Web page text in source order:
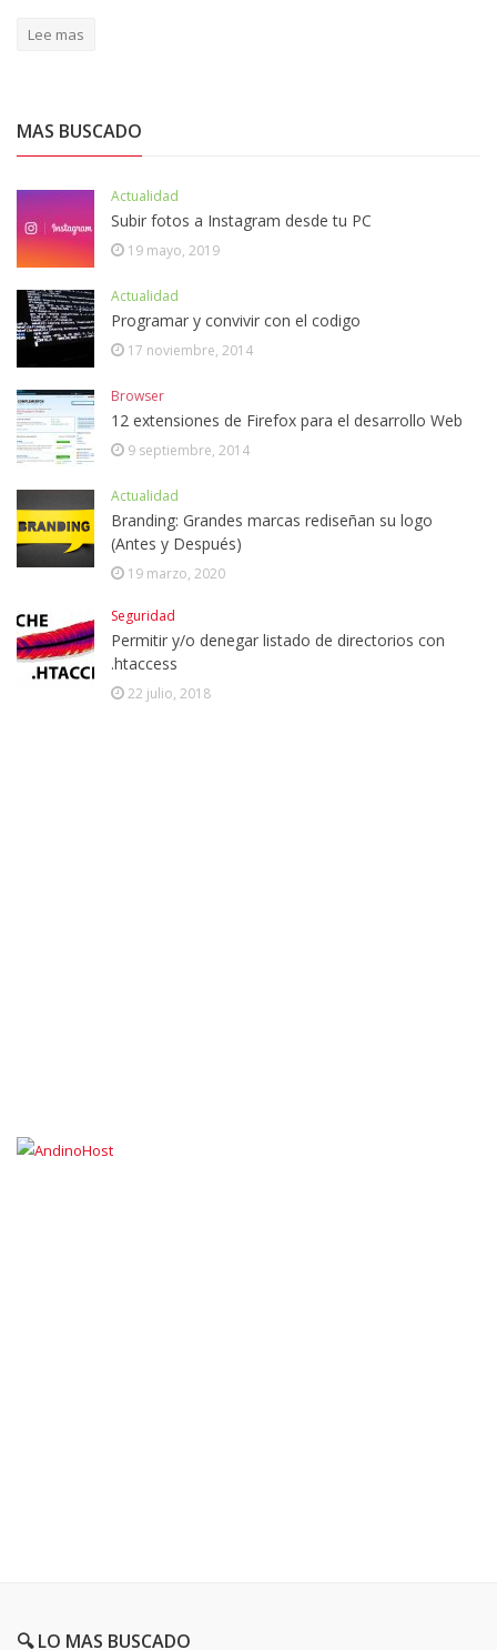
Lee mas
MAS BUSCADO
Actualidad
Subir fotos a Instagram desde tu PC
19 mayo, 2019
Actualidad
Programar y convivir con el codigo
17 noviembre, 2014
Browser
12 extensiones de Firefox para el desarrollo Web
9 septiembre, 2014
Actualidad
Branding: Grandes marcas rediseñan su logo
(Antes y Después)
19 marzo, 2020
Seguridad
Permitir y/o denegar listado de directorios con
.htaccess
22 julio, 2018
🔍 LO MAS BUSCADO